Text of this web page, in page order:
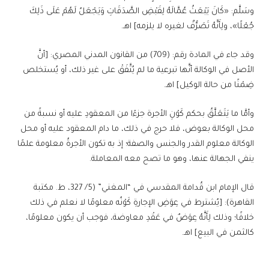
وسَلَّم: «كَانَ يَبْعَثُ عُمَّالَهُ لِقَبْضِ الصَّدَقَاتِ وَيَجْعَلُ لَهُمْ عَلَى ذَلِكَ
جُعْلًا»، ولِأَنَّهُ تَصَرُّفٌ لغيره لا يلزمه] اهـ.
وقد جاء في المادة رقم: (709) من القانون المدني المصري: [أنَّ
الأصل في الوكالة أنَّها تبرعية ما لم يُتَّفَقْ على غير ذلك، أو يُستخلص
ضِمْنًا من حالة الوكيل] اهـ.
وأمَّا ما يَتَعَلَّقُ بحكم كَوْنِ الأجرة جزءًا من المعقودِ عليه أو نسبةً من
محل الوكالة بعوض، فلا حرج في ذلك، ما دام المعقود عليه أو محل
الوكالة معلوم القدر والجنس والصفة؛ إذ به تكون الأجرةُ معلومة علمًا
ينفي الجهالة عنها، وهو ما تصح معه المعاملة.
قال الإمام ابن قُدامة المقدسي في “المغني” (5/ 327، ط. مكتبة
القاهرة): [يُشترط في عِوَضِ الإجارةِ كَوْنُه معلومًا لا نعلم في ذلك
خلافًا؛ وذلك لِأَنَّهُ عِوَضٌ في عَقْدِ معاوضة، فوجب أن يكون معلومًا،
كالثمن في البيع] اهـ.